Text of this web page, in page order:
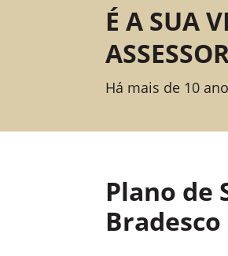
É A SUA
Há mais de 10
Plano de
Bradesco